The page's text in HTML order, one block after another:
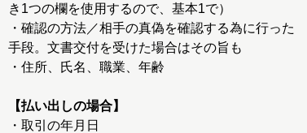
き1つの欄を使用するので、基本1で）
・確認の方法／相手の真偽を確認する為に行った
手段。文書交付を受けた場合はその旨も
・住所、氏名、職業、年齢
【払い出しの場合】
・取引の年月日